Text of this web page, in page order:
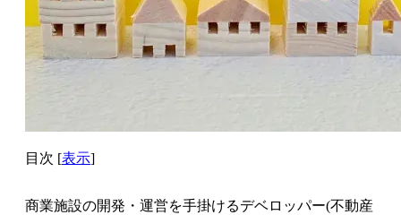
目次 [表示]
商業施設の開発・運営を手掛けるデベロッパー(不動産